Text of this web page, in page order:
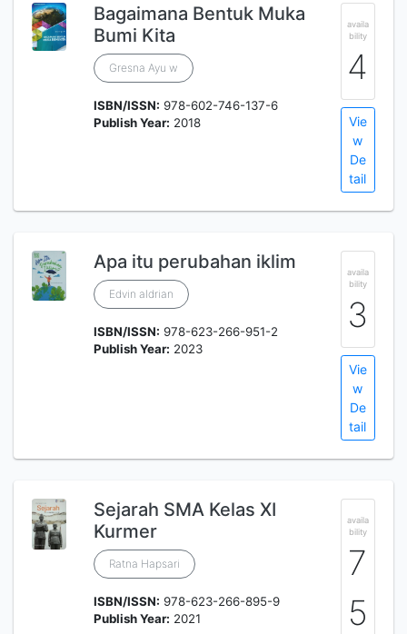
Bagaimana Bentuk Muka
Bumi Kita
Gresna Ayu w
ISBN/ISSN: 978-602-746-137-6
Publish Year: 2018
availa
bility
4
Vie
w
De
tail
Apa itu perubahan iklim
Edvin aldrian
ISBN/ISSN: 978-623-266-951-2
Publish Year: 2023
availa
bility
3
Vie
w
De
tail
Sejarah SMA Kelas XI
Kurmer
Ratna Hapsari
ISBN/ISSN: 978-623-266-895-9
Publish Year: 2021
availa
bility
7
5